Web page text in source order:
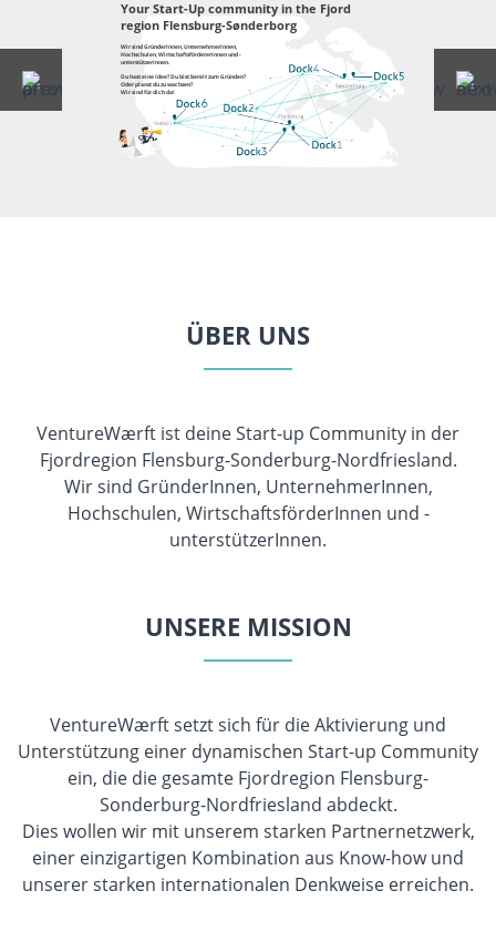
Wir sind GründerInnen, UnternehmerInnen,
Hochschulen, WirtschaftsfördererInnen und -
unterstützerInnen.
Du hast eine Idee? Du bist bereit zum Gründen?
Oder planst du zu wachsen?
Wir sind für dich da!
Your Start-Up community in the Fjord
region Flensburg-Sønderborg
ÜBER UNS
VentureWærft ist deine Start-up Community in der
Fjordregion Flensburg-Sonderburg-Nordfriesland.
Wir sind GründerInnen, UnternehmerInnen,
Hochschulen, WirtschaftsförderInnen und -
unterstützerInnen.
UNSERE MISSION
VentureWærft setzt sich für die Aktivierung und
Unterstützung einer dynamischen Start-up Community
ein, die die gesamte Fjordregion Flensburg-
Sonderburg-Nordfriesland abdeckt.
Dies wollen wir mit unserem starken Partnernetzwerk,
einer einzigartigen Kombination aus Know-how und
unserer starken internationalen Denkweise erreichen.